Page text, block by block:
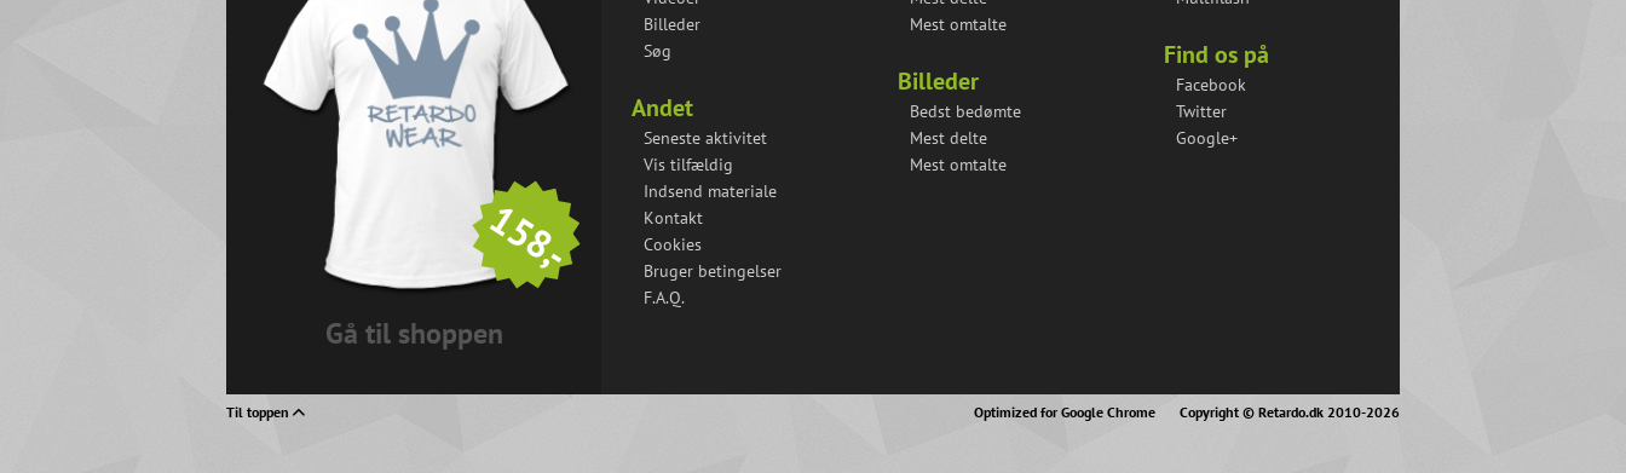
158,-
Gå til shoppen
Find os på
Facebook
Twitter
Google+
Mest omtalte
Billeder
Bedst bedømte
Mest delte
Mest omtalte
Billeder
Søg
Andet
Seneste aktivitet
Vis tilfældig
Indsend materiale
Kontakt
Cookies
Bruger betingelser
F.A.Q.
Til toppen Copyright © Retardo.dk 2010-2026
Optimized for Google Chrome